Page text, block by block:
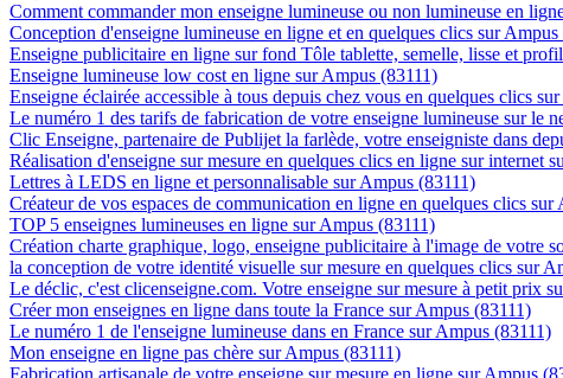
Comment commander mon enseigne lumineuse ou non lumineuse en
Conception d'enseigne lumineuse en ligne et en quelques clics sur Ampus
Enseigne publicitaire en ligne sur fond Tôle tablette, semelle, lisse et
Enseigne lumineuse low cost en ligne sur Ampus (83111)
Enseigne éclairée accessible à tous depuis chez vous en quelques clics
Le numéro 1 des tarifs de fabrication de votre enseigne lumineuse sur le
Clic Enseigne, partenaire de Publijet la farlède, votre enseigniste dans
Réalisation d'enseigne sur mesure en quelques clics en ligne sur internet
Lettres à LEDS en ligne et personnalisable sur Ampus (83111)
Créateur de vos espaces de communication en ligne en quelques clics sur
TOP 5 enseignes lumineuses en ligne sur Ampus (83111)
Création charte graphique, logo, enseigne publicitaire à l'image de votre
la conception de votre identité visuelle sur mesure en quelques clics sur
Le déclic, c'est clicenseigne.com. Votre enseigne sur mesure à petit prix
Créer mon enseignes en ligne dans toute la France sur Ampus (83111)
Le numéro 1 de l'enseigne lumineuse dans en France sur Ampus (83111)
Mon enseigne en ligne pas chère sur Ampus (83111)
Fabrication artisanale de votre enseigne sur mesure en ligne sur Ampus